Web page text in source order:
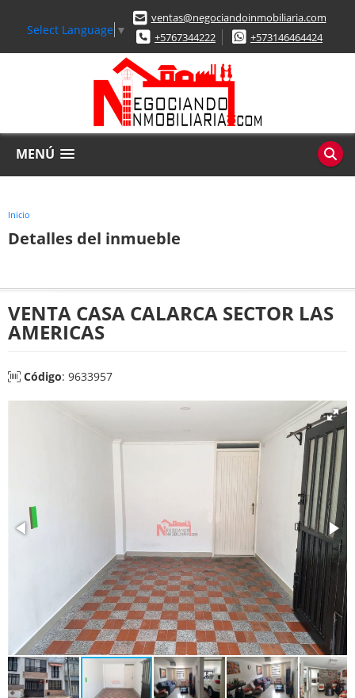
Select Language ▼
ventas@negociandoinmobiliaria.com
+5767344222
+573146464424
MENÚ
Inicio
Detalles del inmueble
VENTA CASA CALARCA SECTOR LAS
AMERICAS
Código: 9633957